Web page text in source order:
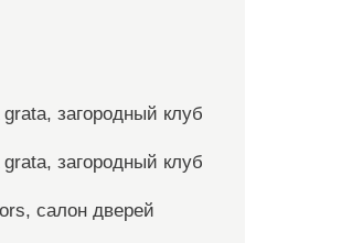
загородный клуб
загородный клуб
салон дверей